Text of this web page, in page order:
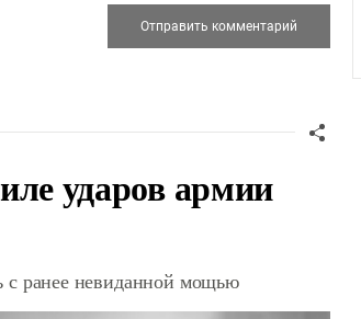
ударов армии
с ранее невиданной мощью